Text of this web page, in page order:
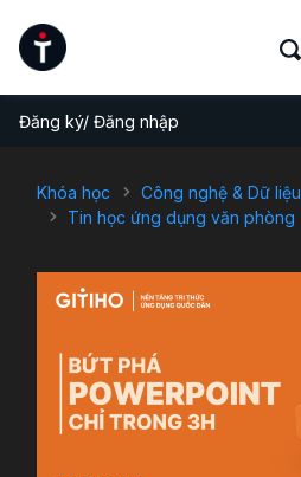
Đăng ký/ Đăng nhập
Khóa học
Công nghệ & Dữ liệu
Tin học ứng dụng văn phòng